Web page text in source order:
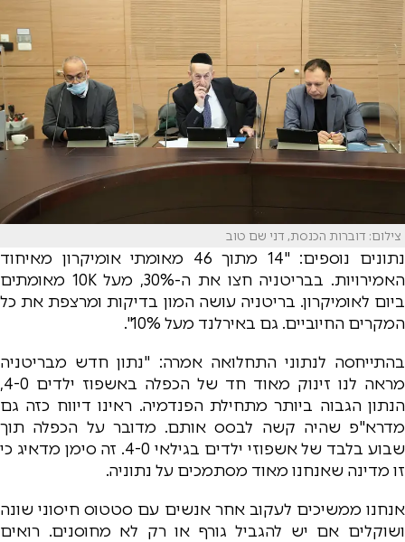
צילום: דוברות הכנסת, דני שם טוב
נתונים נוספים: "14 מתוך 46 מאומתי אומיקרון מאיחוד
האמירויות. בבריטניה חצו את ה-30%, מעל 10K מאומתים
ביום לאומיקרון. בריטניה עושה המון בדיקות ומרצפת את כל
המקרים החיוביים. גם באירלנד מעל 10%".
בהתייחסה לנתוני התחלואה אמרה: "נתון חדש מבריטניה
מראה לנו זינוק מאוד חד של הכפלה באשפוז ילדים 4-0,
הנתון הגבוה ביותר מתחילת הפנדמיה. ראינו דיווח כזה גם
מדרא"פ שהיה קשה לבסס אותם. מדובר על הכפלה תוך
שבוע בלבד של אשפוזי ילדים בגילאי 4-0. זה סימן מדאיג כי
זו מדינה שאנחנו מאוד מסתמכים על נתוניה.
אנחנו ממשיכים לעקוב אחר אנשים עם סטטוס חיסוני שונה
ושוקלים אם יש להגביל גורף או רק לא מחוסנים. רואים